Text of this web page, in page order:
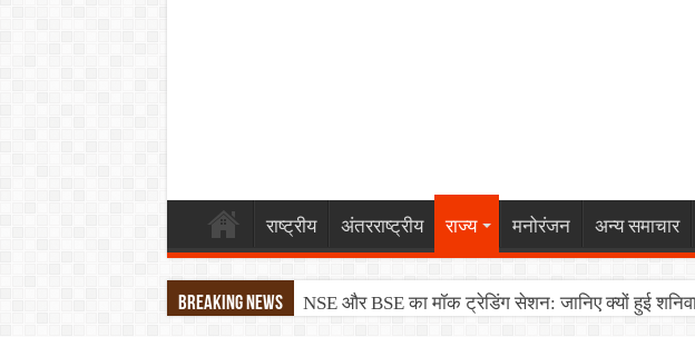
राष्ट्रीय अंतरराष्ट्रीय राज्य मनोरंजन अन्य समाचार
Breaking News NSE और BSE का मॉक ट्रेडिंग सेशन: जानिए क्यों हुई